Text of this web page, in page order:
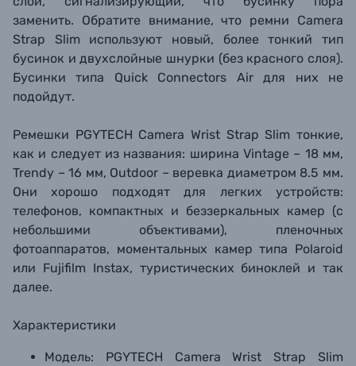
заменить. Обратите внимание, что ремни Camera
Strap Slim используют новый, более тонкий тип
бусинок и двухслойные шнурки (без красного слоя).
Бусинки типа Quick Connectors Air для них не
подойдут.
Ремешки PGYTECH Camera Wrist Strap Slim тонкие,
как и следует из названия: ширина Vintage – 18 мм,
Trendy – 16 мм, Outdoor – веревка диаметром 8.5 мм.
Они хорошо подходят для легких устройств:
телефонов, компактных и беззеркальных камер (с
небольшими объективами), пленочных
фотоаппаратов, моментальных камер типа Polaroid
или Fujifilm Instax, туристических биноклей и так
далее.
Характеристики
Модель: PGYTECH Camera Wrist Strap Slim